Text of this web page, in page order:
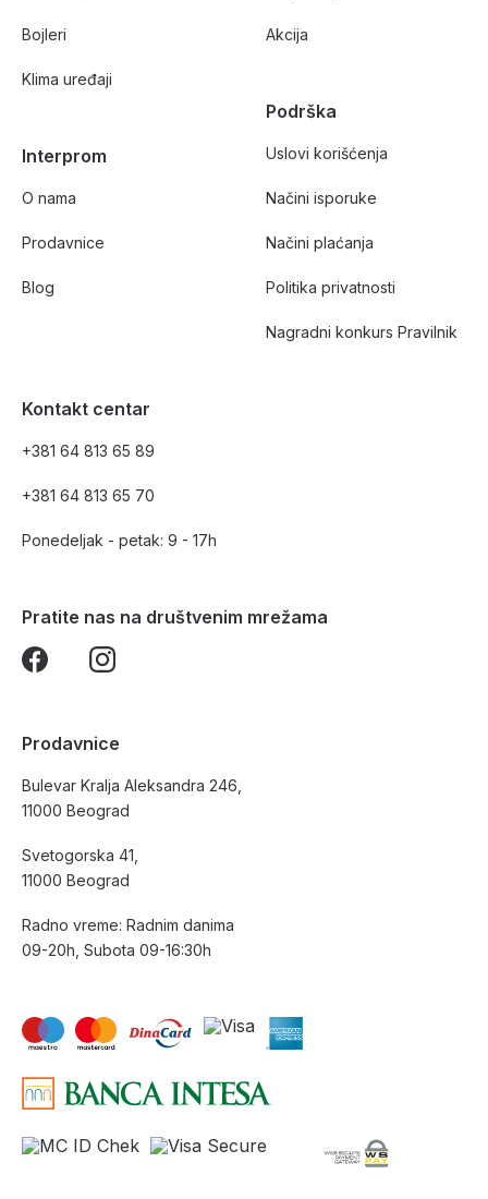
Bojleri
Klima uređaji
Interprom
O nama
Prodavnice
Blog
Akcija
Podrška
Uslovi korišćenja
Načini isporuke
Načini plaćanja
Politika privatnosti
Nagradni konkurs Pravilnik
Kontakt centar
+381 64 813 65 89
+381 64 813 65 70
Ponedeljak - petak: 9 - 17h
Pratite nas na društvenim mrežama
Prodavnice
Bulevar Kralja Aleksandra 246,
11000 Beograd
Svetogorska 41,
11000 Beograd
Radno vreme: Radnim danima
09-20h, Subota 09-16:30h